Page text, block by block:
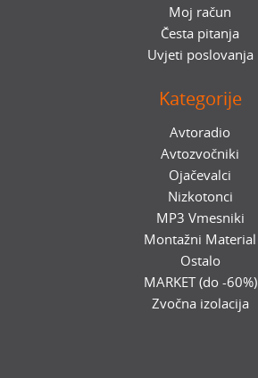
Moj račun
Česta pitanja
Uvjeti poslovanja
Kategorije
Avtoradio
Avtozvočniki
Ojačevalci
Nizkotonci
MP3 Vmesniki
Montažni Material
Ostalo
MARKET (do -60%)
Zvočna izolacija